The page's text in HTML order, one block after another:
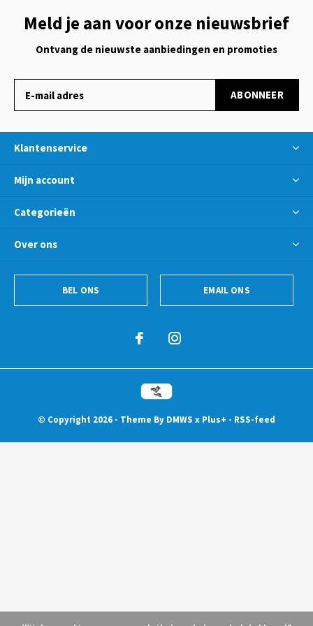
Meld je aan voor onze nieuwsbrief
Ontvang de nieuwste aanbiedingen en promoties
ABONNEER
Klantenservice
Mijn account
Categorieën
Over ons
BEL ONS EMAIL ONS
© Copyright 2026 - Theme By DMWS x Plus+ - RSS-feed